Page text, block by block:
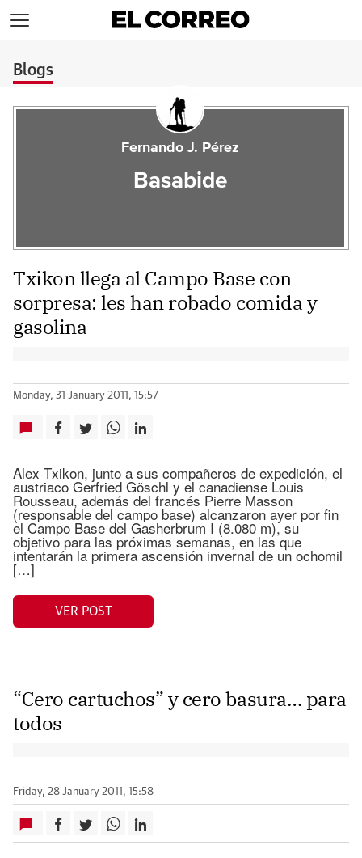
Blogs
Fernando J. Pérez
Basabide
Txikon llega al Campo Base con
sorpresa: les han robado comida y
gasolina
Monday, 31 January 2011, 15:57
Alex Txikon, junto a sus compañeros de expedición, el
austriaco Gerfried Göschl y el canadiense Louis
Rousseau, además del francés Pierre Masson
(responsable del campo base) alcanzaron ayer por fin
el Campo Base del Gasherbrum I (8.080 m), su
objetivo para las próximas semanas, en las que
intentarán la primera ascensión invernal de un ochomil
[…]
VER POST
“Cero cartuchos” y cero basura… para
todos
Friday, 28 January 2011, 15:58